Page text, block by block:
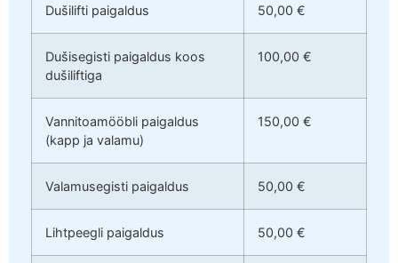
Dušilifti paigaldus 50,00 €
Dušisegisti paigaldus koos
dušiliftiga
100,00 €
Vannitoamööbli paigaldus
(kapp ja valamu)
150,00 €
Valamusegisti paigaldus 50,00 €
Lihtpeegli paigaldus 50,00 €